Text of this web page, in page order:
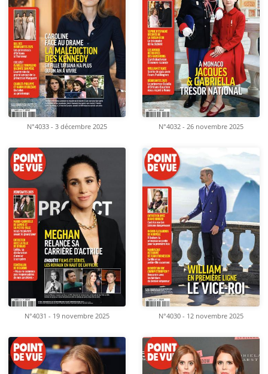
N°4033 - 3 décembre 2025 N°4032 - 26 novembre 2025
N°4031 - 19 novembre 2025 N°4030 - 12 novembre 2025